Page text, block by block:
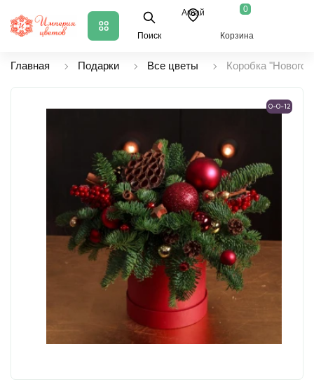
Поиск
Аксай 0
Корзина
Главная Подарки Все цветы Коробка
0-0-12